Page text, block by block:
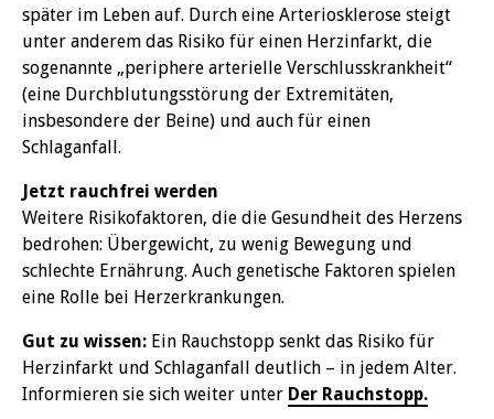
später im Leben auf. Durch eine Arteriosklerose steigt
unter anderem das Risiko für einen Herzinfarkt, die
sogenannte „periphere arterielle Verschlusskrankheit“
(eine Durchblutungsstörung der Extremitäten,
insbesondere der Beine) und auch für einen
Schlaganfall.
Jetzt rauchfrei werden
Weitere Risikofaktoren, die die Gesundheit des Herzens
bedrohen: Übergewicht, zu wenig Bewegung und
schlechte Ernährung. Auch genetische Faktoren spielen
eine Rolle bei Herzerkrankungen.
Gut zu wissen: Ein Rauchstopp senkt das Risiko für
Herzinfarkt und Schlaganfall deutlich – in jedem Alter.
Informieren sie sich weiter unter Der Rauchstopp.